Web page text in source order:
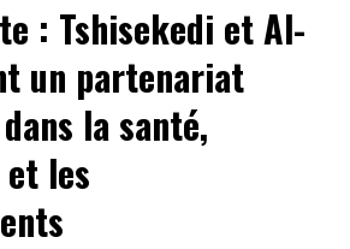
: Tshisekedi et Al-
un partenariat
la santé,
et les